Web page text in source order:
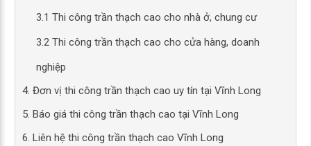
3.1 Thi công trần thạch cao cho nhà ở, chung cư
3.2 Thi công trần thạch cao cho cửa hàng, doanh
nghiệp
4. Đơn vị thi công trần thạch cao uy tín tại Vĩnh Long
5. Báo giá thi công trần thạch cao tại Vĩnh Long
6. Liên hệ thi công trần thạch cao Vĩnh Long